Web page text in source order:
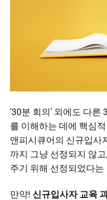
'30분 회의' 외에도 다른
를 이해하는 데에 핵심
앤피시큐어의 신규입사
까지 그냥 선정되지 않
주기 위해 선정되었다
만약! 신규입사자 교육